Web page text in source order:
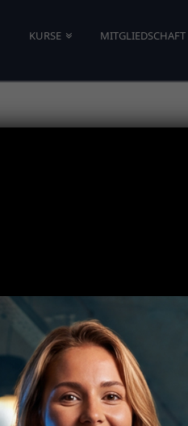
KURSE MITGLIEDSCHAFT